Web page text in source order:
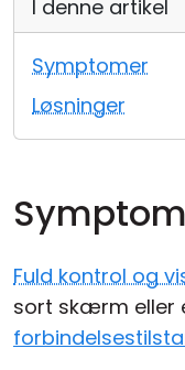
I denne artikel
Symptomer
Løsninger
Fuld kontrol og
sort skærm eller
Cloud og Lokalt